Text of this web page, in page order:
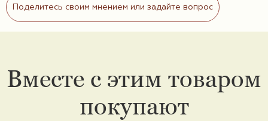
Поделитесь своим мнением или задайте вопрос
Вместе с этим товаром
покупают